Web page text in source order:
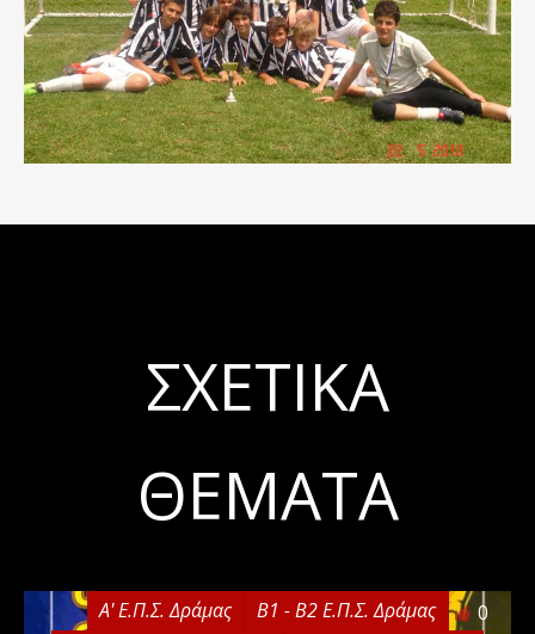
ΣΧΕΤΙΚΆ
ΘΈΜΑΤΑ
Α' Ε.Π.Σ. Δράμας
Β1 - Β2 Ε.Π.Σ. Δράμας
0